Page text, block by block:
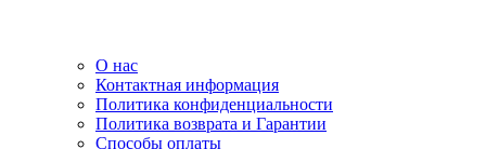
О нас
Контактная информация
Политика конфиденциальности
Политика возврата и Гарантии
Способы оплаты